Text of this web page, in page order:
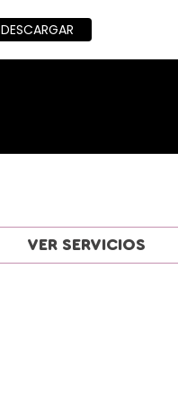
VER SERVICIOS
DESCARGAR